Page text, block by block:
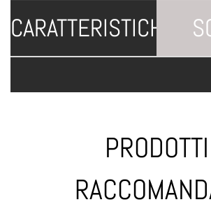
CARATTERISTICHE
PRODOTTI